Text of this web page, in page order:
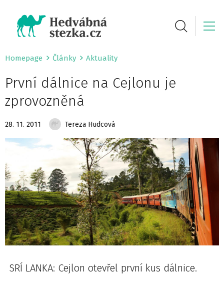
Homepage Články Aktuality
První dálnice na Cejlonu je
zprovozněná
28. 11. 2011 Tereza Hudcová
SRÍ LANKA: Cejlon otevřel první kus dálnice.